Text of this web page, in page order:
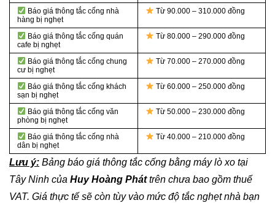
Báo giá thông tắc cống nhà
hàng bị nghẹt
Từ 90.000 – 310.000 đồng
Báo giá thông tắc cống quán
cafe bị nghẹt
Từ 80.000 – 290.000 đồng
Báo giá thông tắc cống chung
cư bị nghẹt
Từ 70.000 – 270.000 đồng
Báo giá thông tắc cống khách
sạn bị nghẹt
Từ 60.000 – 250.000 đồng
Báo giá thông tắc cống văn
phòng bị nghẹt
Từ 50.000 – 230.000 đồng
Báo giá thông tắc cống nhà
dân bị nghẹt
Từ 40.000 – 210.000 đồng
Lưu ý: Bảng báo giá thông tắc cống bằng máy lò xo tại
Tây Ninh của Huy Hoàng Pháttrên chưa bao gồm thuế
VAT. Giá thực tế sẽ còn tùy vào mức độ tắc nghẹt nhà bạn